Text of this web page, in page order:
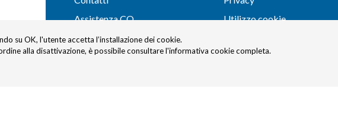
Assistenza CQ
Assistenza clienti
Apertura Sinistro
Utilizzo cookie
Ricerca polizza vita
su OK, l'utente accetta l’installazione dei cookie.
alla disattivazione, è possibile consultare l'informativa cookie completa.